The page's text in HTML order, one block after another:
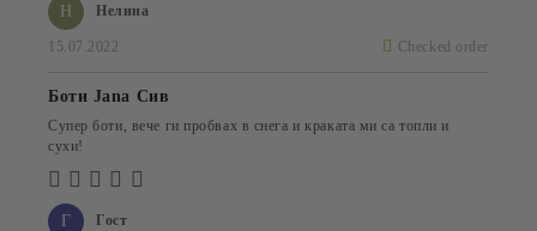
Н Нелина
15.07.2022 Checked order
Г Гост
Боти Jana Сив
Супер боти, вече ги пробвах в снега и краката ми са топли и
сухи!